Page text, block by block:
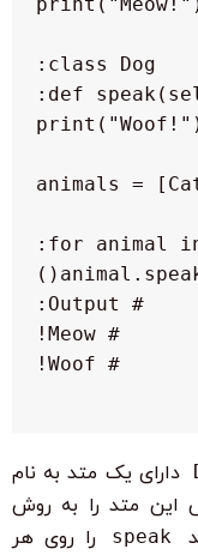
دارای یک متد به نام
این متد را به روش
speak
را روی هر